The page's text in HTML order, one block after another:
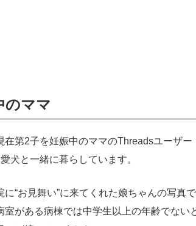
のママ
第2子を妊娠中のママのThreadsユーザー
犬と一緒に暮らしています。
“お見舞い”に来てくれた娘ちゃんの写真
室がある病棟では中学生以上の年齢でない